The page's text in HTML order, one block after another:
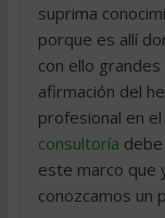
suprima
porque es allí
con ello
afirmación del
profesional en
consultoría
este marco que
conozcamos un